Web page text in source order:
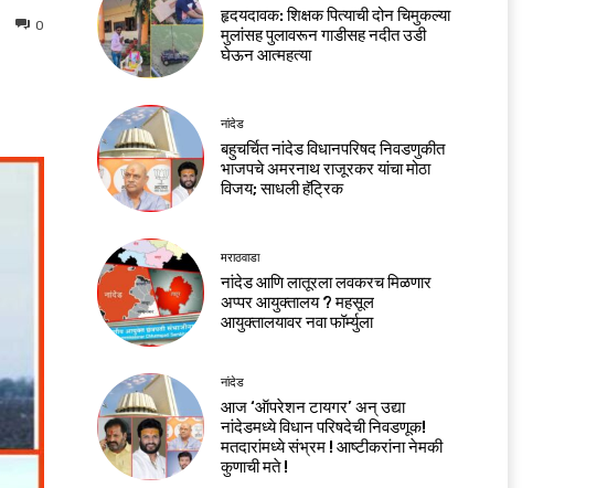
0
हृदयदावक: शिक्षक पित्याची दोन चिमुकल्या
मुलांसह पुलावरून गाडीसह नदीत उडी
घेऊन आत्महत्या
नांदेड
बहुचर्चित नांदेड विधानपरिषद निवडणुकीत
भाजपचे अमरनाथ राजूरकर यांचा मोठा
विजय; साधली हॅट्रिक
मराठवाडा
नांदेड आणि लातूरला लवकरच मिळणार
अप्पर आयुक्तालय ? महसूल
आयुक्तालयावर नवा फॉर्म्युला
नांदेड
आज ‘ऑपरेशन टायगर’ अन् उद्या
नांदेडमध्ये विधान परिषदेची निवडणूक!
मतदारांमध्ये संभ्रम ! आष्टीकरांना नेमकी
कुणाची मते !